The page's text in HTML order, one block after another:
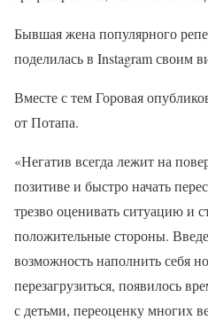
Бывшая жена популярного
поделилась в Instagram своим
Вместе с тем Горовая
от Потапа.
«Негатив всегда лежит на
позитиве и быстро начать
трезво оценивать ситуацию и
положительные стороны.
возможность наполнить себя
перезагрузиться, появилось
с детьми, переоценку многих